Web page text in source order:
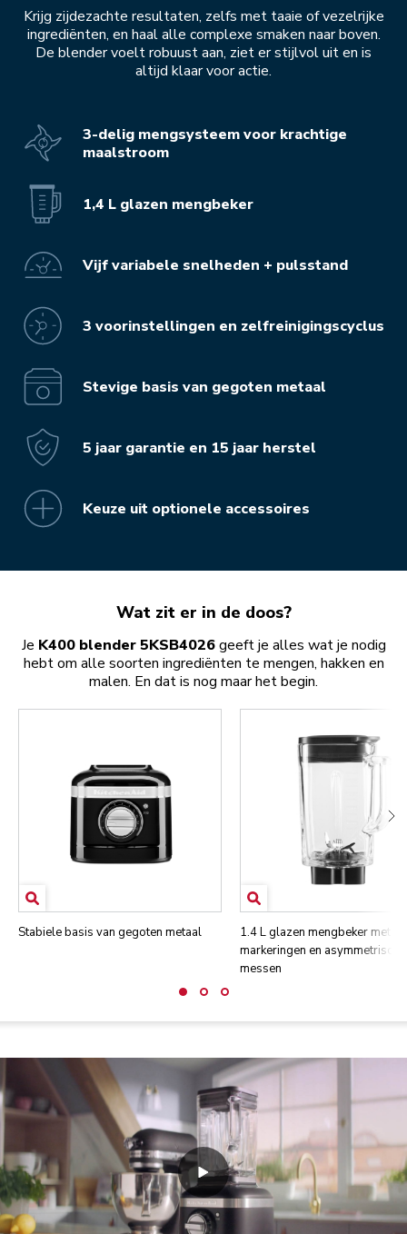
Krijg zijdezachte resultaten, zelfs met taaie of vezelrijke
ingrediënten, en haal alle complexe smaken naar boven.
De blender voelt robuust aan, ziet er stijlvol uit en is
altijd klaar voor actie.
3-delig mengsysteem voor krachtige
maalstroom
1,4 L glazen mengbeker
Vijf variabele snelheden + pulsstand
3 voorinstellingen en zelfreinigingscyclus
Stevige basis van gegoten metaal
5 jaar garantie en 15 jaar herstel
Keuze uit optionele accessoires
Wat zit er in de doos?
Je K400 blender 5KSB4026geeft je alles wat je nodig
hebt om alle soorten ingrediënten te mengen, hakken en
malen. En dat is nog maar het begin.
Stabiele basis van gegoten metaal
1.4 L glazen mengbeker met
markeringen en asymmetrische
messen